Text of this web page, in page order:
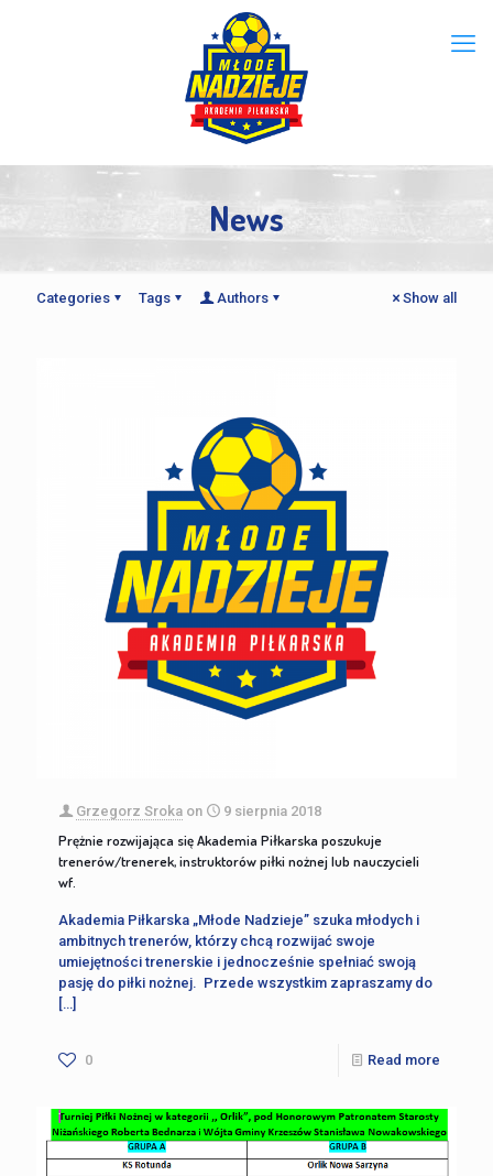
News
Categories Tags Authors Show all
Grzegorz Sroka on 9 sierpnia 2018
Prężnie rozwijająca się Akademia Piłkarska poszukuje
trenerów/trenerek, instruktorów piłki nożnej lub nauczycieli
wf.
Akademia Piłkarska „Młode Nadzieje” szuka młodych i
ambitnych trenerów, którzy chcą rozwijać swoje
umiejętności trenerskie i jednocześnie spełniać swoją
pasję do piłki nożnej. Przede wszystkim zapraszamy do
[…]
0 Read more